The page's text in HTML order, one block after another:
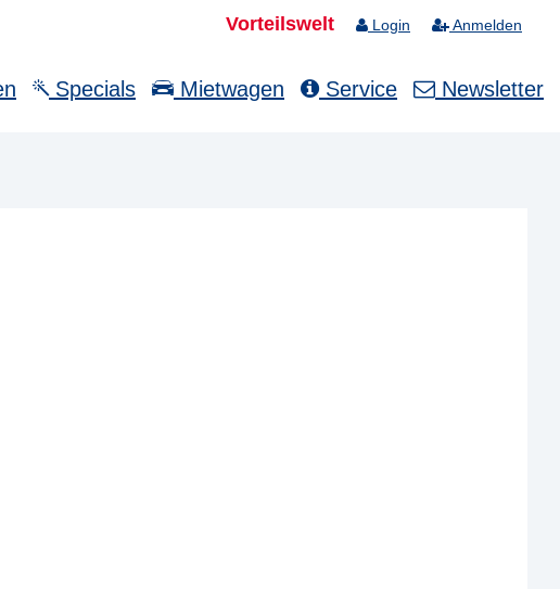
Vorteilswelt Login Anmelden
Specials Mietwagen Service Newsletter